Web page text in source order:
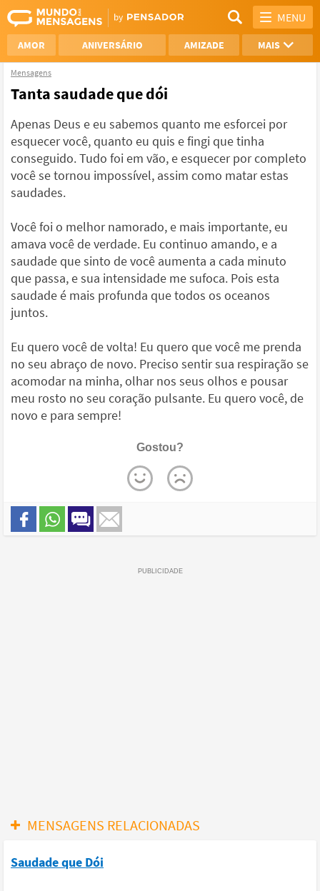
MENU
AMOR ANIVERSÁRIO AMIZADE MAIS
NAMORO
VER TODAS
Mensagens
Tanta saudade que dói
Apenas Deus e eu sabemos quanto me esforcei por
esquecer você, quanto eu quis e fingi que tinha
conseguido. Tudo foi em vão, e esquecer por completo
você se tornou impossível, assim como matar estas
saudades.
Você foi o melhor namorado, e mais importante, eu
amava você de verdade. Eu continuo amando, e a
saudade que sinto de você aumenta a cada minuto
que passa, e sua intensidade me sufoca. Pois esta
saudade é mais profunda que todos os oceanos
juntos.
Eu quero você de volta! Eu quero que você me prenda
no seu abraço de novo. Preciso sentir sua respiração se
acomodar na minha, olhar nos seus olhos e pousar
meu rosto no seu coração pulsante. Eu quero você, de
novo e para sempre!
Gostou?
MENSAGENS RELACIONADAS
Saudade que Dói